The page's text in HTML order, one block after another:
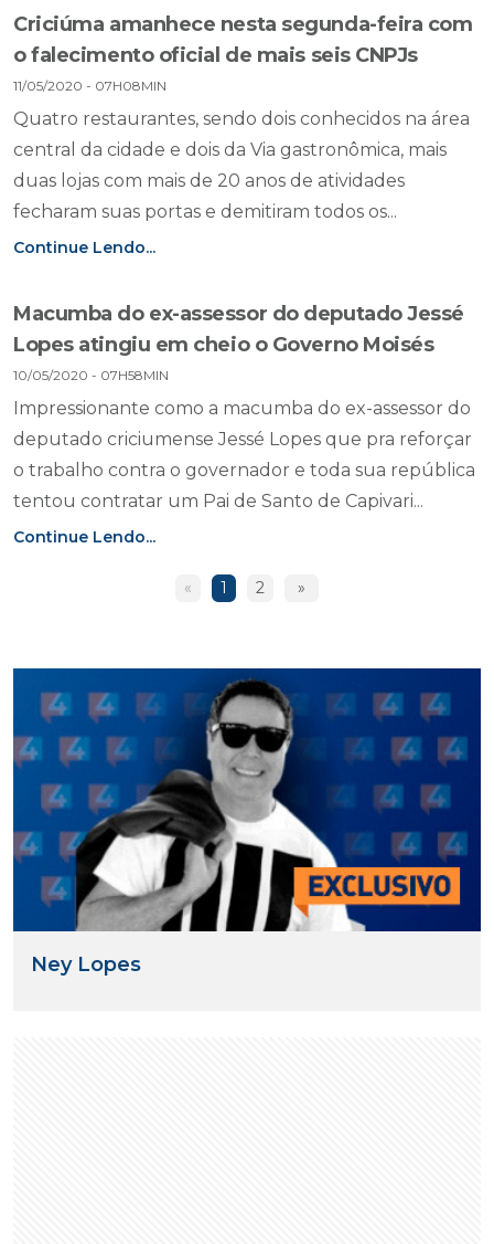
Criciúma amanhece nesta segunda-feira com
o falecimento oficial de mais seis CNPJs
11/05/2020 - 07H08MIN
Quatro restaurantes, sendo dois conhecidos na área
central da cidade e dois da Via gastronômica, mais
duas lojas com mais de 20 anos de atividades
fecharam suas portas e demitiram todos os...
Continue Lendo...
Macumba do ex-assessor do deputado Jessé
Lopes atingiu em cheio o Governo Moisés
10/05/2020 - 07H58MIN
Impressionante como a macumba do ex-assessor do
deputado criciumense Jessé Lopes que pra reforçar
o trabalho contra o governador e toda sua república
tentou contratar um Pai de Santo de Capivari...
Continue Lendo...
« 1 2 »
Ney Lopes